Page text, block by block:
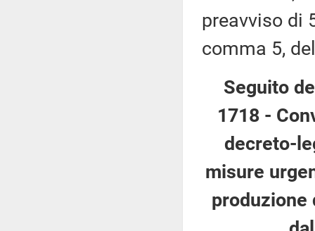
preavviso di
comma 5,
Seguito
1718 -
decreto-
misure
produzione